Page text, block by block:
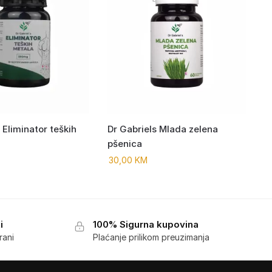
Eliminator teških
Dr Gabriels Mlada zelena
pšenica
30,00 KM
100% Sigurna kupovina
Plaćanje prilikom preuzimanja